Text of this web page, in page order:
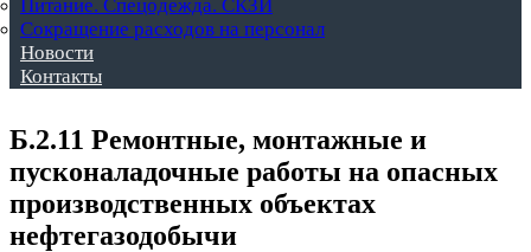
Питание. Спецодежда. СКЗИ
Сокращение расходов на персонал
Новости
Контакты
Б.2.11 Ремонтные, монтажные и
пусконаладочные работы на опасных
производственных объектах
нефтегазодобычи